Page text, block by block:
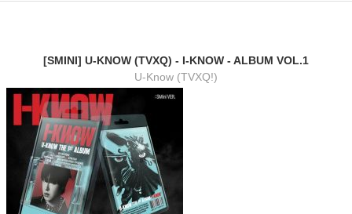
[SMINI] U-KNOW (TVXQ) - I-KNOW - ALBUM VOL.1
U-Know (TVXQ!)